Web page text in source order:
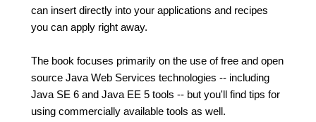
can insert directly into your applications and recipes
you can apply right away.
The book focuses primarily on the use of free and open
source Java Web Services technologies -- including
Java SE 6 and Java EE 5 tools -- but you'll find tips for
using commercially available tools as well.